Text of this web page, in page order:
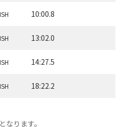
10:00.8
13:02.0
14:27.5
18:22.2
ります。